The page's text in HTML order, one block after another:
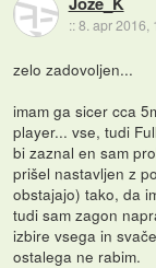
::8. apr 2016,
zelo zadovoljen...
imam ga sicer cca
player... vse, tudi
bi zaznal en sam
prišel nastavljen z
obstajajo) tako, da
tudi sam zagon
izbire vsega in
ostalega ne rabim.